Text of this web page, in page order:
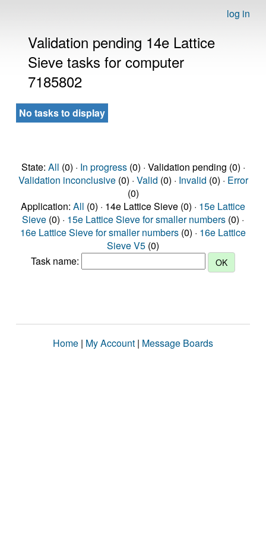
log in
Validation pending 14e Lattice
Sieve tasks for computer
7185802
No tasks to display
State: All (0) · In progress(0) · Validation pending (0) ·
Validation inconclusive(0) · Valid (0) · Invalid (0) · Error
(0)
Application: All (0) · 14e Lattice Sieve (0) · 15e Lattice
Sieve (0) · 15e Lattice Sieve for smaller numbers (0) ·
16e Lattice Sieve for smaller numbers (0) · 16e Lattice
Sieve V5 (0)
Task name:
Home | My Account | Message Boards